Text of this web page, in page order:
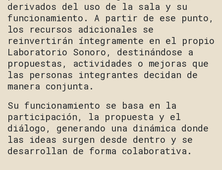
derivados del uso de la sala y su
funcionamiento. A partir de ese punto,
los recursos adicionales se
reinvertirán íntegramente en el propio
Laboratorio Sonoro, destinándose a
propuestas, actividades o mejoras que
las personas integrantes decidan de
manera conjunta.
Su funcionamiento se basa en la
participación, la propuesta y el
diálogo, generando una dinámica donde
las ideas surgen desde dentro y se
desarrollan de forma colaborativa.